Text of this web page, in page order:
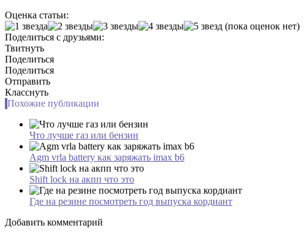
Оценка статьи:
(пока оценок нет)
Поделиться с друзьями:
Твитнуть
Поделиться
Поделиться
Отправить
Класснуть
Похожие публикации
Что лучше газ или бензин
Agm vrla battery как заряжать imax b6
Shift lock на акпп что это
Где на резине посмотреть год выпуска кордиант
Добавить комментарий